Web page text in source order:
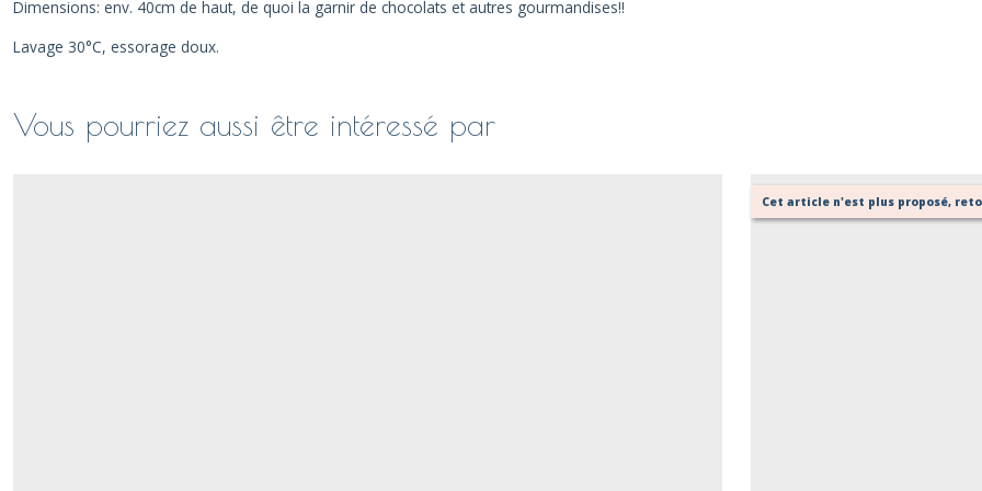
Dimensions: env. 40cm de haut, de quoi la garnir de chocolats et autres gourmandises!!
Lavage 30°C, essorage doux.
Vous pourriez aussi être intéressé par
Cet article n'est plus proposé,